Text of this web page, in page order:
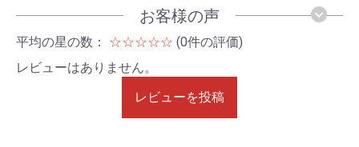
お客様の声
平均の星の数： ☆☆☆☆☆ (0件の評価)
レビューはありません。
レビューを投稿